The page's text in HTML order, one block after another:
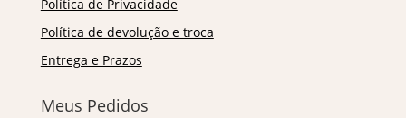
Política de Privacidade
Política de devolução e troca
Entrega e Prazos
Meus Pedidos